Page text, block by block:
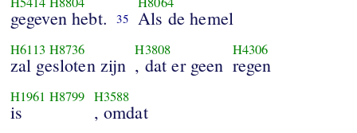
gegeven hebt. 35 Als de hemel
H6113 H8736
zal gesloten zijn
H3808
, dat er geen
H4306
regen
H1961 H8799
is
H3588
, omdat